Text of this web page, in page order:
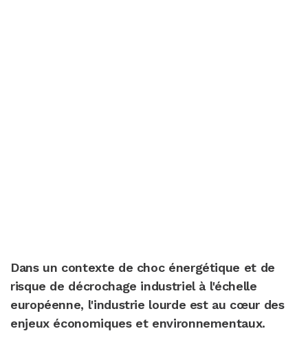
Dans un contexte de choc énergétique et de
risque de décrochage industriel à l'échelle
européenne, l'industrie lourde est au cœur des
enjeux économiques et environnementaux.